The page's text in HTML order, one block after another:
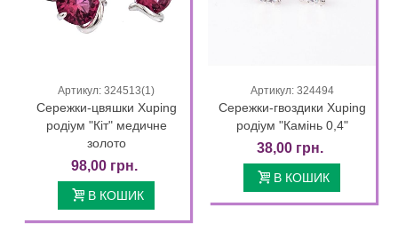
Артикул: 324513(1)
Сережки-цвяшки Xuping
родіум "Кіт" медичне
золото
98,00 грн.
В КОШИК
Артикул: 324494
Сережки-гвоздики Xuping
родіум "Камінь 0,4"
38,00 грн.
В КОШИК